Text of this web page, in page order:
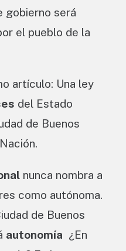
gobierno será
el pueblo de la
artículo: Una ley
del Estado
de Buenos
nunca nombra a
como autónoma.
de Buenos
autonomía ¿En